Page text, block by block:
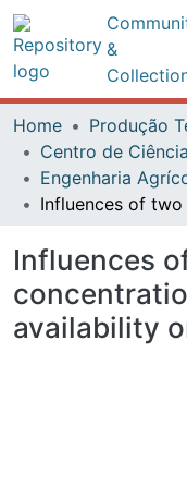
&
Collections
Home
Produção
Centro de Ciências
Influences
availability